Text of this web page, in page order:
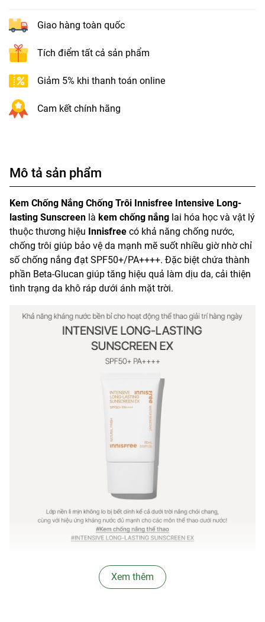
Giao hàng toàn quốc
Tích điểm tất cả sản phẩm
Giảm 5% khi thanh toán online
Cam kết chính hãng
Mô tả sản phẩm
Kem Chống Nắng Chống Trôi Innisfree Intensive Long-
lasting Sunscreen là kem chống nắng lai hóa học và vật lý
thuộc thương hiệu Innisfree có khả năng chống nước,
chống trôi giúp bảo vệ da mạnh mẽ suốt nhiều giờ nhờ chỉ
số chống nắng đạt SPF50+/PA++++. Đặc biệt chứa thành
phần Beta-Glucan giúp tăng hiệu quả làm dịu da, cải thiện
tình trạng da khô ráp dưới ánh mặt trời.
Kem Chống Nắng Chống Trôi Innisfree Intensive Long-
Xem thêm